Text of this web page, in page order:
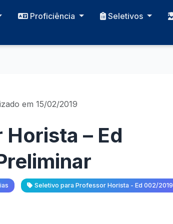
Proficiência Seletivos
em 15/02/2019
– Ed
Seletivo para Professor Horista - Ed 002/2019